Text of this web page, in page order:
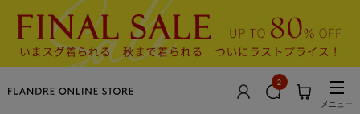
2
メニュー